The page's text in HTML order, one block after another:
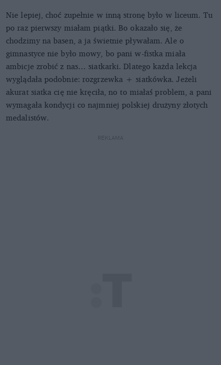
Nie lepiej, choć zupełnie w inną stronę było w liceum. Tu
po raz pierwszy miałam piątki. Bo okazało się, że
chodzimy na basen, a ja świetnie pływałam. Ale o
gimnastyce nie było mowy, bo pani w-fistka miała
ambicje zrobić z nas… siatkarki. Dlatego każda lekcja
wyglądała podobnie: rozgrzewka + siatkówka. Jeżeli
akurat siatka cię nie kręciła, no to miałaś problem, a pani
wymagała kondycji co najmniej polskiej drużyny złotych
medalistów.
REKLAMA